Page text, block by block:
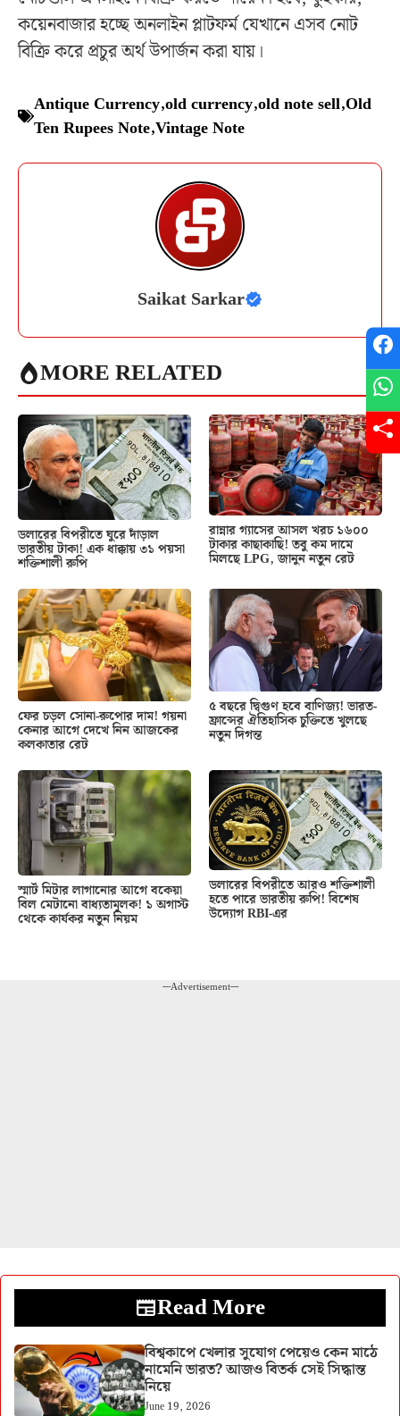
কয়েনবাজার হচ্ছে অনলাইন প্লাটফর্ম যেখানে এসব নোট
বিক্রি করে প্রচুর অর্থ উপার্জন করা যায়।
Antique Currency,old currency,old note sell,Old
Ten Rupees Note,Vintage Note
Saikat Sarkar
MORE RELATED
ডলারের বিপরীতে ঘুরে দাঁড়াল
ভারতীয় টাকা! এক ধাক্কায় ৩১ পয়সা
শক্তিশালী রুপি
রান্নার গ্যাসের আসল খরচ ১৬০০
টাকার কাছাকাছি! তবু কম দামে
মিলছে LPG, জানুন নতুন রেট
ফের চড়ল সোনা-রুপোর দাম! গয়না
কেনার আগে দেখে নিন আজকের
কলকাতার রেট
৫ বছরে দ্বিগুণ হবে বাণিজ্য! ভারত-
ফ্রান্সের ঐতিহাসিক চুক্তিতে খুলছে
নতুন দিগন্ত
স্মার্ট মিটার লাগানোর আগে বকেয়া
বিল মেটানো বাধ্যতামূলক! ১ অগাস্ট
থেকে কার্যকর নতুন নিয়ম
ডলারের বিপরীতে আরও শক্তিশালী
হতে পারে ভারতীয় রুপি! বিশেষ
উদ্যোগ RBI-এর
---Advertisement---
Read More
বিশ্বকাপে খেলার সুযোগ পেয়েও কেন মাঠে
নামেনি ভারত? আজও বিতর্ক সেই সিদ্ধান্ত
নিয়ে
June 19, 2026